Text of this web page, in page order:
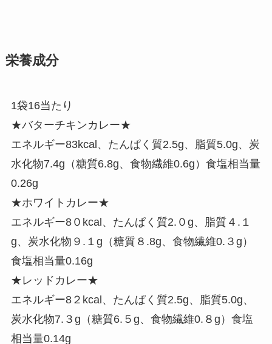
栄養成分
1袋16当たり
★バターチキンカレー★
エネルギー83kcal、たんぱく質2.5g、脂質5.0g、炭
水化物7.4g（糖質6.8g、食物繊維0.6g）食塩相当量
0.26g
★ホワイトカレー★
エネルギー8０kcal、たんぱく質2.０g、脂質４.１
g、炭水化物９.１g（糖質８.8g、食物繊維0.３g）
食塩相当量0.16g
★レッドカレー★
エネルギー8２kcal、たんぱく質2.5g、脂質5.0g、
炭水化物7.３g（糖質6.５g、食物繊維0.８g）食塩
相当量0.14g